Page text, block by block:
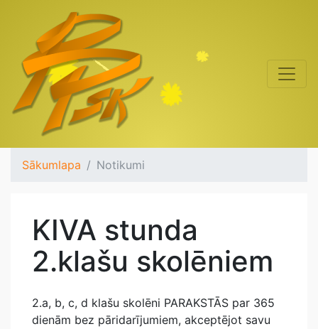
Sākumlapa Notikumi
KIVA stunda
2.klašu skolēniem
2.a, b, c, d klašu skolēni PARAKSTĀS par 365
dienām bez pāridarījumiem, akceptējot savu